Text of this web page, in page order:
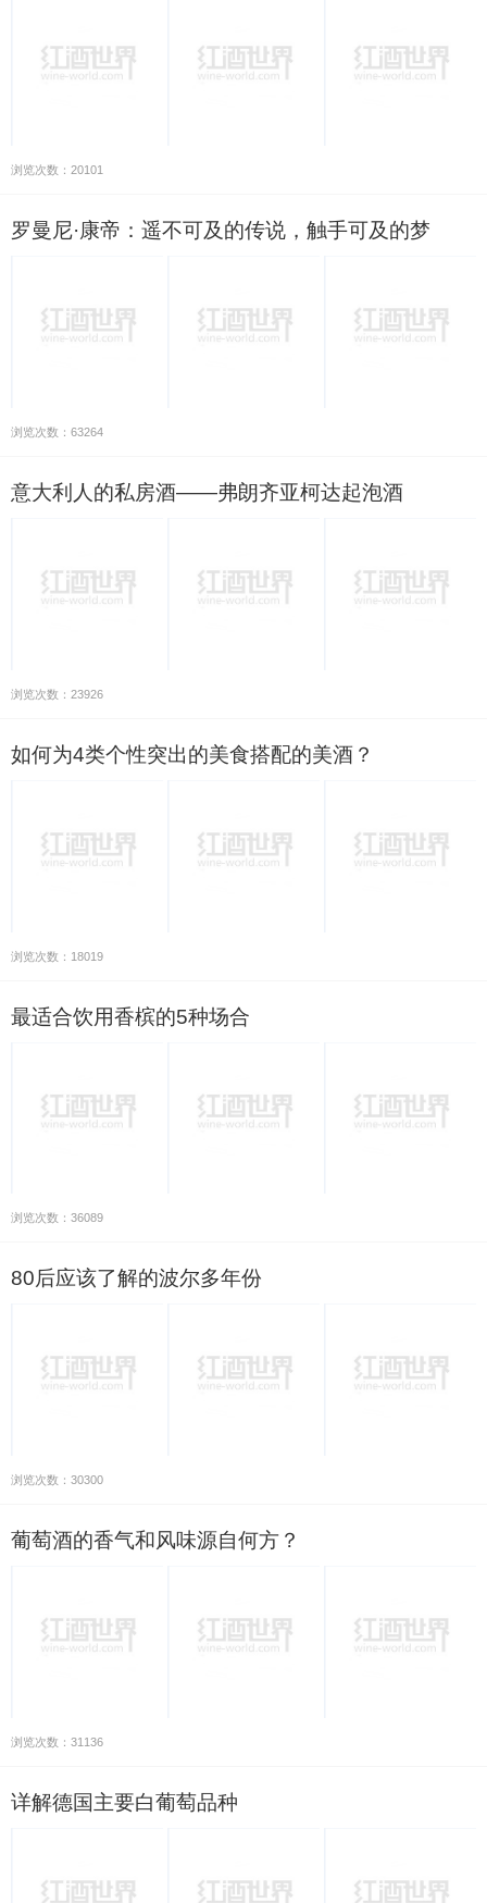
浏览次数：20101
罗曼尼·康帝：遥不可及的传说，触手可及的梦
浏览次数：63264
意大利人的私房酒——弗朗齐亚柯达起泡酒
浏览次数：23926
如何为4类个性突出的美食搭配的美酒？
浏览次数：18019
最适合饮用香槟的5种场合
浏览次数：36089
80后应该了解的波尔多年份
浏览次数：30300
葡萄酒的香气和风味源自何方？
浏览次数：31136
详解德国主要白葡萄品种